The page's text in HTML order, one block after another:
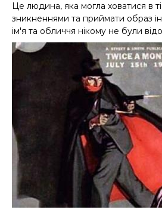
Це людина, яка могла ховатися в
зникненнями та приймати образ
ім'я та обличчя нікому не були